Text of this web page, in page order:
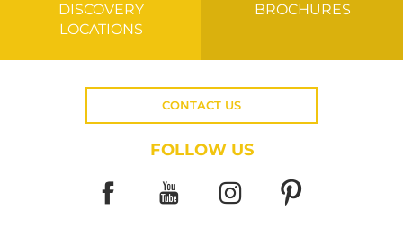
DISCOVERY
LOCATIONS
BROCHURES
CONTACT US
FOLLOW US